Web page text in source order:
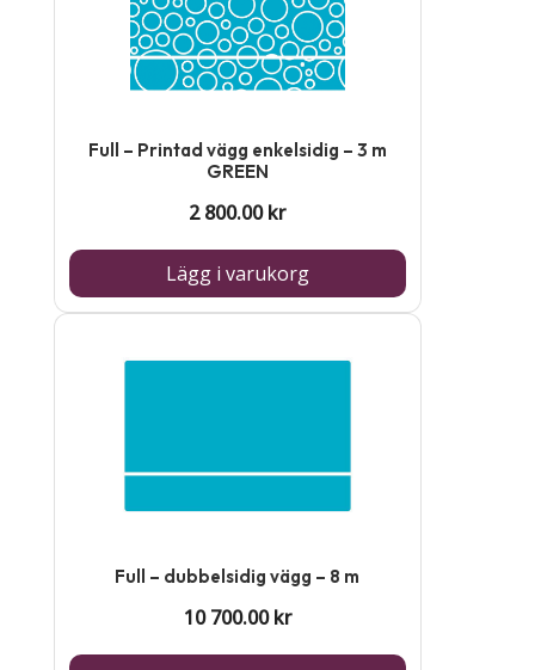
Full – Printad vägg enkelsidig – 3 m
GREEN
2 800.00kr
Lägg i varukorg
Full – dubbelsidig vägg – 8 m
10 700.00kr